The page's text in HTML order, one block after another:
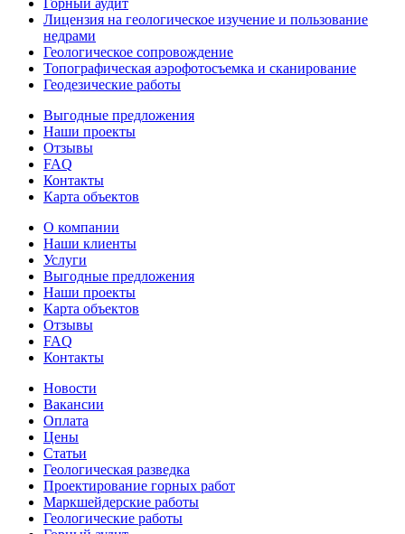
Лицензия на геологическое изучение и пользование
недрами
Геологическое сопровождение
Топографическая аэрофотосъемка и сканирование
Геодезические работы
Выгодные предложения
Наши проекты
Отзывы
FAQ
Контакты
Карта объектов
О компании
Наши клиенты
Услуги
Выгодные предложения
Наши проекты
Карта объектов
Отзывы
FAQ
Контакты
Новости
Вакансии
Оплата
Цены
Статьи
Геологическая разведка
Проектирование горных работ
Маркшейдерские работы
Геологические работы